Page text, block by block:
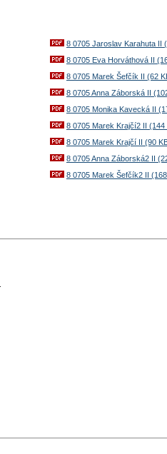
8 0705 Jaroslav Karahuta II
8 0705 Eva Horváthová II
8 0705 Marek Šefčík II (62
8 0705 Anna Záborská II
8 0705 Monika Kavecká II
8 0705 Marek Krajčí2 II (144
8 0705 Marek Krajčí II (90
8 0705 Anna Záborská2 II
8 0705 Marek Šefčík2 II